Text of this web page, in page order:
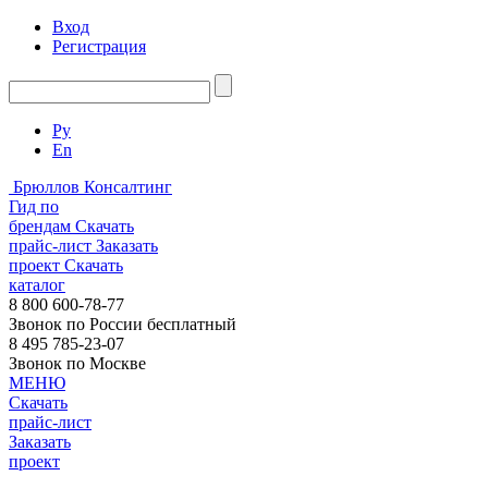
Вход
Регистрация
Ру
En
Брюллов Консалтинг
Гид по
брендам Скачать
прайс-лист Заказать
проект Скачать
каталог
8 800 600-78-77
Звонок по России бесплатный
8 495 785-23-07
Звонок по Москве
МЕНЮ
Скачать
прайс-лист
Заказать
проект